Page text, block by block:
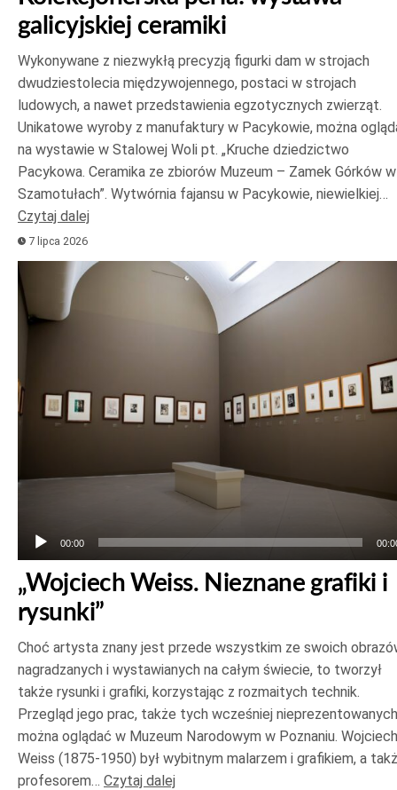
galicyjskiej ceramiki
Wykonywane z niezwykłą precyzją figurki dam w strojach
dwudziestolecia międzywojennego, postaci w strojach
ludowych, a nawet przedstawienia egzotycznych zwierząt.
Unikatowe wyroby z manufaktury w Pacykowie, można
na wystawie w Stalowej Woli pt. „Kruche dziedzictwo
Pacykowa. Ceramika ze zbiorów Muzeum – Zamek Górków w
Szamotułach”. Wytwórnia fajansu w Pacykowie, niewielkiej…
Czytaj dalej
7 lipca 2026
Odtwarzacz
plików
dźwiękowych
00:00
„Wojciech Weiss. Nieznane grafiki i
rysunki”
Choć artysta znany jest przede wszystkim ze swoich
nagradzanych i wystawianych na całym świecie, to tworzył
także rysunki i grafiki, korzystając z rozmaitych technik.
Przegląd jego prac, także tych wcześniej
można oglądać w Muzeum Narodowym w Poznaniu. Wojciech
Weiss (1875-1950) był wybitnym malarzem i grafikiem, a
profesorem… Czytaj dalej